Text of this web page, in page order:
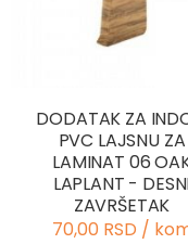
DODATAK ZA
PVC LAJSNU ZA
LAMINAT 06
LAPLANT -
ZAVRŠETAK
70,00 RSD /